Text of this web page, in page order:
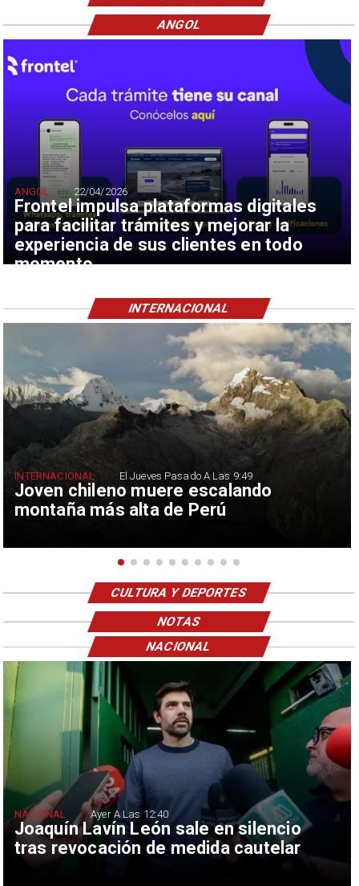
Frontel impulsa plataformas digitales
para facilitar trámites y mejorar la
experiencia de sus clientes en todo
momento
ANGOL 22/04/2026
ANGOL
Joven chileno muere escalando
montaña más alta de Perú
INTERNACIONAL El Jueves Pasado A Las 9:49
INTERNACIONAL
CULTURA Y DEPORTES
NOTAS
Joaquín Lavín León sale en silencio
tras revocación de medida cautelar
NACIONAL Ayer A Las 12:40
NACIONAL